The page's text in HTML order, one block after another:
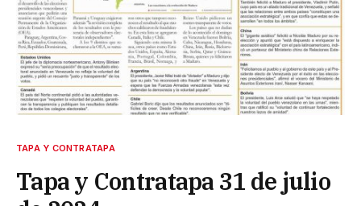
TAPA Y CONTRATAPA
Tapa y Contratapa 31 de julio